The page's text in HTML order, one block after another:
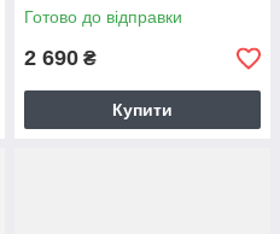
Готово до відправки
2 690 ₴
Купити